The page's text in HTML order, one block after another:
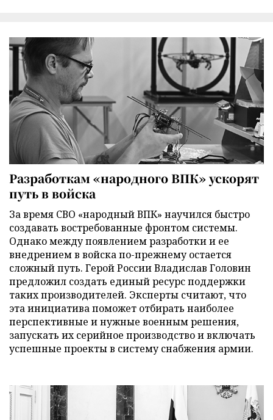
Разработкам «народного ВПК» ускорят
путь в войска
За время СВО «народный ВПК» научился быстро
создавать востребованные фронтом системы.
Однако между появлением разработки и ее
внедрением в войска по-прежнему остается
сложный путь. Герой России Владислав Головин
предложил создать единый ресурс поддержки
таких производителей. Эксперты считают, что
эта инициатива поможет отбирать наиболее
перспективные и нужные военным решения,
запускать их серийное производство и включать
успешные проекты в систему снабжения армии.